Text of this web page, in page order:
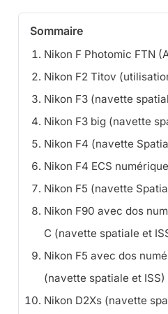
Sommaire
Nikon F Photomic FTN
Nikon F2 Titov
Nikon F3 (navette
Nikon F3 big (navette
Nikon F4 (navette
Nikon F4 ECS
Nikon F5 (navette
Nikon F90 avec dos
C (navette spatiale et
Nikon F5 avec dos
(navette spatiale et ISS)
Nikon D2Xs (navette